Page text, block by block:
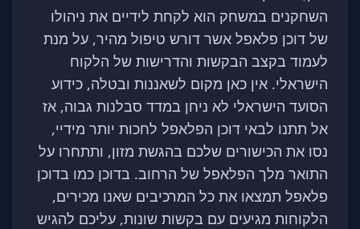
השחקנים במשחק הוא לקחת לידיים את ניהולו
של דוכן פלאפל אשר דורש טיפול מהיר, על מנת
לעמוד בקצב הבקשות והדרישות של הלקוח
הישראלי. אין כאן מקום לשאננות ובטלה, כידוע
הסועד הישראלי לא ניחן במדד סבלנות גבוה, אז
אל תתנו לבאי דוכן הפלאפל לחכות יותר מידיי,
נסו את הכישורים שלכם בהגשת מזון, ותתחרו על
התואר מלך הפלאפל של הרחוב. בדוכן כמו בדוכן
פלאפל תמצאו את כל המרכיבים שאנו מכירים,
הלקוחות מגיעים עם בקשות שונות, עליכם להגיש